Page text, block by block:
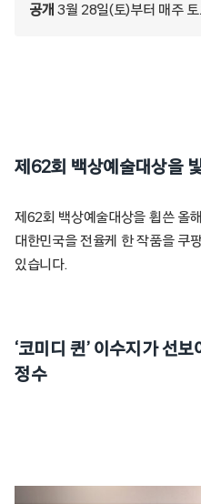
공개 3월 28일(토)부터 매주 토
제62회 백상예술대상을
제62회 백상예술대상을 휩쓴 올
대한민국을 전율케 한 작품을 쿠
있습니다.
‘코미디 퀸’ 이수지가 선
정수